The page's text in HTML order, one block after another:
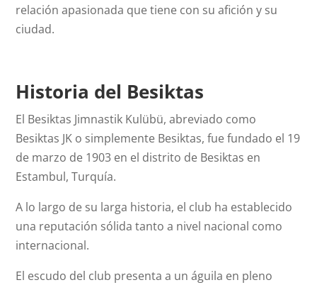
relación apasionada que tiene con su afición y su
ciudad.
Historia del Besiktas
El Besiktas Jimnastik Kulübü, abreviado como
Besiktas JK o simplemente Besiktas, fue fundado el 19
de marzo de 1903 en el distrito de Besiktas en
Estambul, Turquía.
A lo largo de su larga historia, el club ha establecido
una reputación sólida tanto a nivel nacional como
internacional.
El escudo del club presenta a un águila en pleno